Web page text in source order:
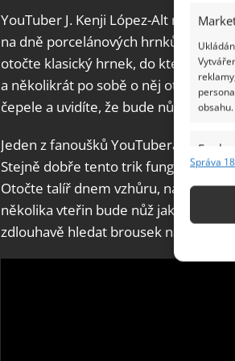
obsahu.
Funkce
Správa
YouTuber J. Kenji López-Alt nedávno
na dně porcelánových hrnků skvěle
otočte klasický hrnek, do kterého si
a několikrát po sobě o něj otřete
čepele a uvidíte, že bude nůž řezat
Jeden z fanoušků YouTubera popsal
Stejně dobře tento trik funguje i se
Otočte talíř dnem vzhůru, najděte
několika vteřin bude nůž jako nový
zdlouhavě hledat brousek na nože.